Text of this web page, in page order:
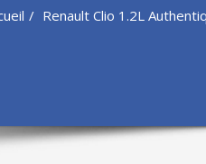
Renault Clio 1.2L